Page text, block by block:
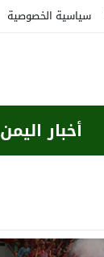
سياسية الخصوصية
أخبار اليمن